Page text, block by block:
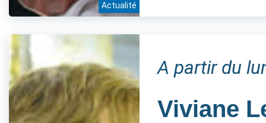
Actualité
A partir du
Viviane